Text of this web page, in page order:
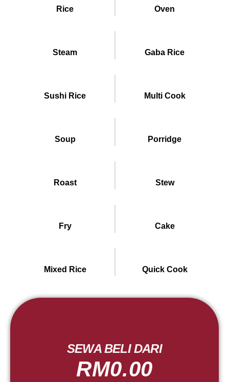
Rice Oven
Steam Gaba Rice
Sushi Rice Multi Cook
Soup Porridge
Roast Stew
Fry Cake
Mixed Rice Quick Cook
SEWA BELI DARI
RM0.00